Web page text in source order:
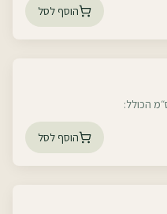
הוסף לסל
הוסף לסל